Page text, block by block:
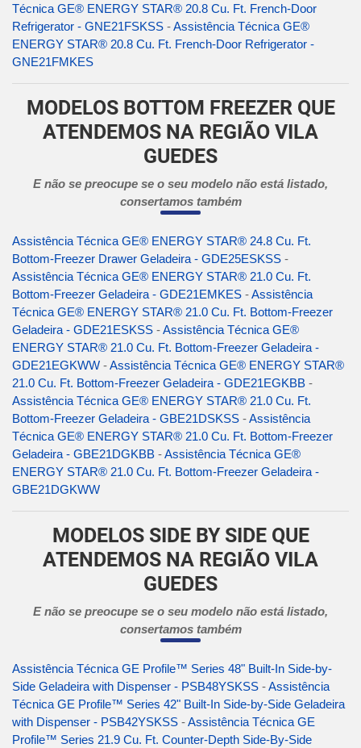
Técnica GE® ENERGY STAR® 20.8 Cu. Ft. French-Door
Refrigerator - GNE21FSKSS -Assistência Técnica GE®
ENERGY STAR® 20.8 Cu. Ft. French-Door Refrigerator -
GNE21FMKES
MODELOS BOTTOM FREEZER QUE
ATENDEMOS NA REGIÃO VILA
GUEDES
E não se preocupe se o seu modelo não está listado,
consertamos também
Assistência Técnica GE® ENERGY STAR® 24.8 Cu. Ft.
Bottom-Freezer Drawer Geladeira - GDE25ESKSS -
Assistência Técnica GE® ENERGY STAR® 21.0 Cu. Ft.
Bottom-Freezer Geladeira - GDE21EMKES -Assistência
Técnica GE® ENERGY STAR® 21.0 Cu. Ft. Bottom-Freezer
Geladeira - GDE21ESKSS -Assistência Técnica GE®
ENERGY STAR® 21.0 Cu. Ft. Bottom-Freezer Geladeira -
GDE21EGKWW -Assistência Técnica GE® ENERGY STAR®
21.0 Cu. Ft. Bottom-Freezer Geladeira - GDE21EGKBB -
Assistência Técnica GE® ENERGY STAR® 21.0 Cu. Ft.
Bottom-Freezer Geladeira - GBE21DSKSS -Assistência
Técnica GE® ENERGY STAR® 21.0 Cu. Ft. Bottom-Freezer
Geladeira - GBE21DGKBB -Assistência Técnica GE®
ENERGY STAR® 21.0 Cu. Ft. Bottom-Freezer Geladeira -
GBE21DGKWW
MODELOS SIDE BY SIDE QUE
ATENDEMOS NA REGIÃO VILA
GUEDES
E não se preocupe se o seu modelo não está listado,
consertamos também
Assistência Técnica GE Profile™ Series 48" Built-In Side-by-
Side Geladeira with Dispenser - PSB48YSKSS -Assistência
Técnica GE Profile™ Series 42" Built-In Side-by-Side Geladeira
with Dispenser - PSB42YSKSS -Assistência Técnica GE
Profile™ Series 21.9 Cu. Ft. Counter-Depth Side-By-Side